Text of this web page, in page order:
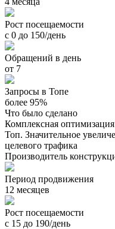
Рост посещаемости
с 0 до 150/день
Обращений в день
от 7
Запросы в Топе
более 95%
Что было сделано
Комплексная
Топ. Значительное
целевого трафика
Производитель
Период продвижения
12 месяцев
Рост посещаемости
с 15 до 190/день